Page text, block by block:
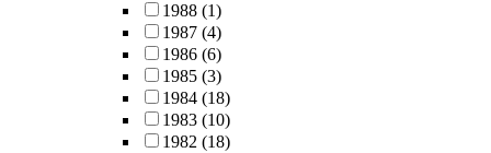
1988 (1)
1987 (4)
1986 (6)
1985 (3)
1984 (18)
1983 (10)
1982 (18)